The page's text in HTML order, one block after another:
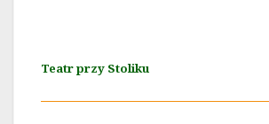
Teatr przy Stoliku